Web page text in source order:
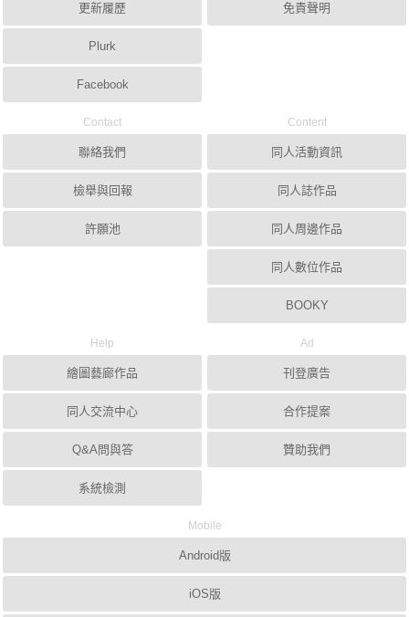
更新履歷
Plurk
Facebook
免責聲明
Contact
聯絡我們
檢舉與回報
許願池
Content
同人活動資訊
同人誌作品
同人周邊作品
同人數位作品
BOOKY
Help
繪圖藝廊作品
同人交流中心
Q&A問與答
系統檢測
Ad
刊登廣告
合作提案
贊助我們
Mobile
Android版
iOS版